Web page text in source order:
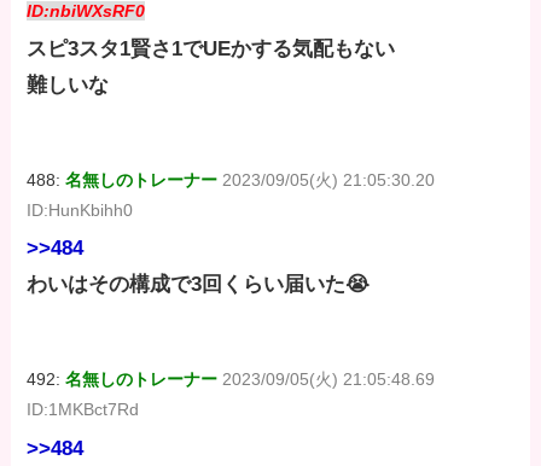
ID:nbiWXsRF0
スピ3スタ1賢さ1でUEかする気配もない
難しいな
488:名無しのトレーナー 2023/09/05(火) 21:05:30.20
ID:HunKbihh0
>>484
わいはその構成で3回くらい届いた😭
492:名無しのトレーナー 2023/09/05(火) 21:05:48.69
ID:1MKBct7Rd
>>484